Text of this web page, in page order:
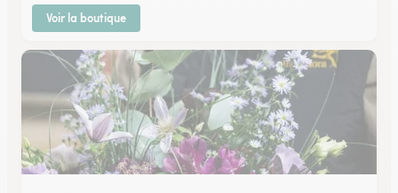
Voir la boutique